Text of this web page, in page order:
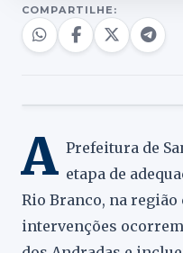
COMPARTILHE:
A Prefeitura de
etapa de
Rio Branco, na
intervenções